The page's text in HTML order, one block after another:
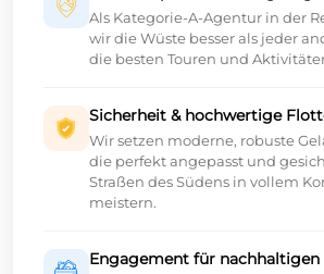
Als Kategorie-A-Agentur in der
wir die Wüste besser als jeder
die besten Touren und
Sicherheit & hochwertige
Wir setzen moderne, robuste
die perfekt angepasst und
Straßen des Südens in vollem
meistern.
Engagement für nachhaltigen